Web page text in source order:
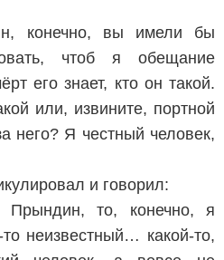
конечно, вы имели бы
чтоб я обещание
его знает, кто он такой.
или, извините, портной
него? Я честный человек,
и говорил:
то, конечно, я
неизвестный… какой-то,